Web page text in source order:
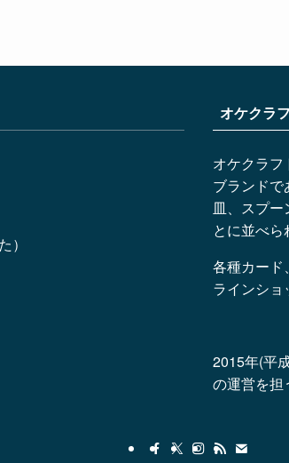
）
オケクラ
オケクラフ
ブランドで
皿、スプ
とに並べら
各種カード
ラインショ
2015年(平
の運営を担